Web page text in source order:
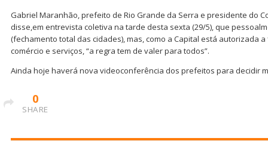
Gabriel Maranhão, prefeito de Rio Grande da Serra e presidente do
disse,em entrevista coletiva na tarde desta sexta (29/5), que
(fechamento total das cidades), mas, como a Capital está autorizada
comércio e serviços, “a regra tem de valer para todos”.
Ainda hoje haverá nova videoconferência dos prefeitos para decidir
0
SHARE